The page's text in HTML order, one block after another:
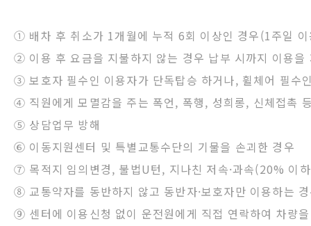
① 배차 후 취소가 1개월에 누적 6회 이상인 경우(1주일
② 이용 후 요금을 지불하지 않는 경우 납부 시까지 이용을
③ 보호자 필수인 이용자가 단독탑승 하거나, 휠체어 필수
④ 직원에게 모멸감을 주는 폭언, 폭행, 성희롱, 신체접촉
⑤ 상담업무 방해
⑥ 이동지원센터 및 특별교통수단의 기물을 손괴한 경우
⑦ 목적지 임의변경, 불법U턴, 지나친 저속·과속(20% 이
⑧ 교통약자를 동반하지 않고 동반자·보호자만 이용하는
⑨ 센터에 이용신청 없이 운전원에게 직접 연락하여 차량